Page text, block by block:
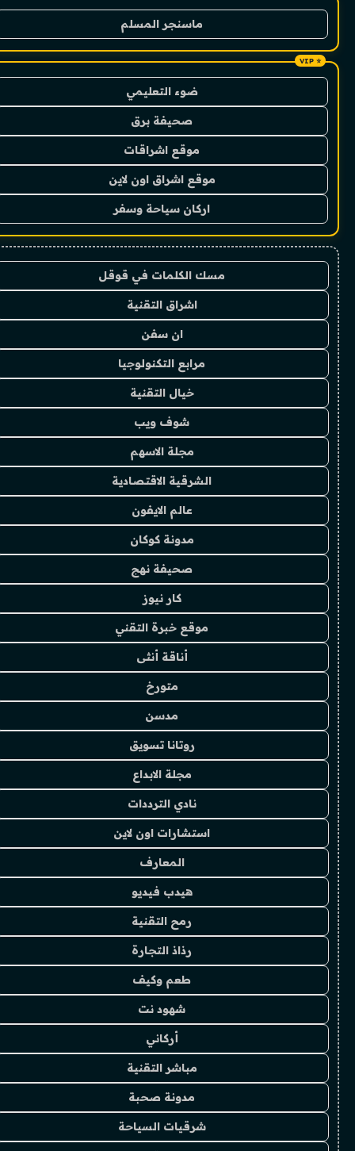
ماسنجر المسلم
ضوء التعليمي
صحيفة برق
موقع اشراقات
موقع اشراق اون لاين
اركان سياحة وسفر
مسك الكلمات في قوقل
اشراق التقنية
ان سفن
مرابع التكنولوجيا
خيال التقنية
شوف ويب
مجلة الاسهم
الشرقية الاقتصادية
عالم الايفون
مدونة كوكان
صحيفة نهج
كار نيوز
موقع خبرة التقني
أناقة أنثى
متورخ
مدسن
روتانا تسويق
مجلة الابداع
نادي الترددات
استشارات اون لاين
المعارف
هيدب فيديو
رمح التقنية
رذاذ التجارة
طعم وكيف
شهود نت
أركاني
مباشر التقنية
مدونة صحبة
شرقيات السياحة